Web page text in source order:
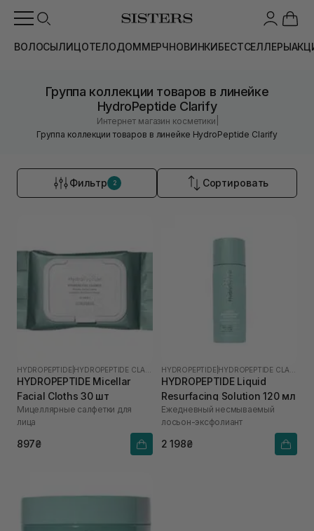
ВОЛОСЫЛИЦОТЕЛОДОММЕРЧНОВИНКИБЕСТСЕЛЛЕРЫ
Группа коллекции товаров в линейке
HydroPeptide Clarify
Интернет магазин косметики
Группа коллекции товаров в линейке HydroPeptide Clarify
Фильтр 2 Сортировать
HYDROPEPTIDE
HYDROPEPTIDE Micellar
Facial Cloths 30 шт
Мицеллярные салфетки для
лица
897₴
HYDROPEPTIDE
HYDROPEPTIDE Liquid
Resurfacing Solution 120 мл
Ежедневный несмываемый
лосьон-эксфолиант
2 198₴